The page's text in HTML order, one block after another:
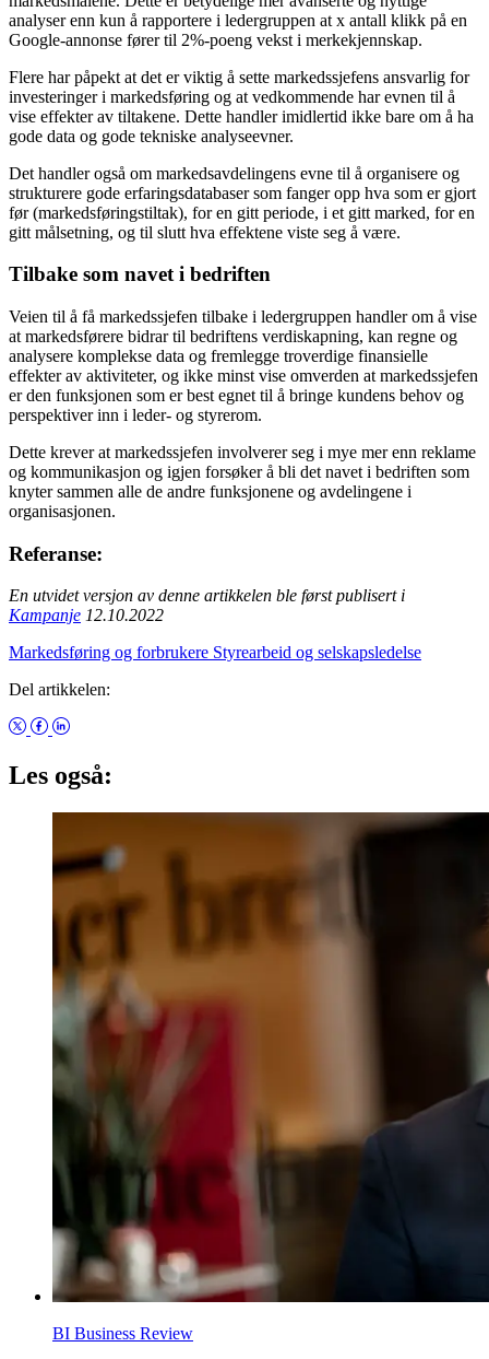
analyser enn kun å rapportere i ledergruppen at x antall klikk på en
Google-annonse fører til 2%-poeng vekst i merkekjennskap.
Flere har påpekt at det er viktig å sette markedssjefens ansvarlig for
investeringer i markedsføring og at vedkommende har evnen til å
vise effekter av tiltakene. Dette handler imidlertid ikke bare om å ha
gode data og gode tekniske analyseevner.
Det handler også om markedsavdelingens evne til å organisere og
strukturere gode erfaringsdatabaser som fanger opp hva som er gjort
før (markedsføringstiltak), for en gitt periode, i et gitt marked, for en
gitt målsetning, og til slutt hva effektene viste seg å være.
Tilbake som navet i bedriften
Veien til å få markedssjefen tilbake i ledergruppen handler om å vise
at markedsførere bidrar til bedriftens verdiskapning, kan regne og
analysere komplekse data og fremlegge troverdige finansielle
effekter av aktiviteter, og ikke minst vise omverden at markedssjefen
er den funksjonen som er best egnet til å bringe kundens behov og
perspektiver inn i leder- og styrerom.
Dette krever at markedssjefen involverer seg i mye mer enn reklame
og kommunikasjon og igjen forsøker å bli det navet i bedriften som
knyter sammen alle de andre funksjonene og avdelingene i
organisasjonen.
Referanse:
En utvidet versjon av denne artikkelen ble først publisert i
Kampanje 12.10.2022
Markedsføring og forbrukere Styrearbeid og selskapsledelse
Del artikkelen:
Les også:
BI Business Review